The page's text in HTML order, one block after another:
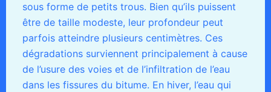
sous forme de petits trous. Bien qu’ils puissent
être de taille modeste, leur profondeur peut
parfois atteindre plusieurs centimètres. Ces
dégradations surviennent principalement à cause
de l’usure des voies et de l’infiltration de l’eau
dans les fissures du bitume. En hiver, l’eau qui